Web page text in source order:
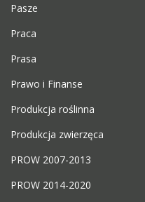
Pasze
Praca
Prasa
Prawo i Finanse
Produkcja roślinna
Produkcja zwierzęca
PROW 2007-2013
PROW 2014-2020